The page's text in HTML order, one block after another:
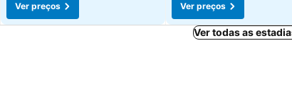
Ver preços
Ver preços
Ver todas as